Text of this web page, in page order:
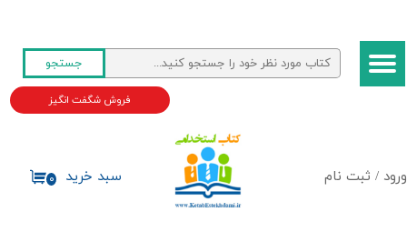
ورود / ثبت نام
حساب کاربری من
تغییر گذر واژه
جستجو
۰ سبد خرید
فروش شگفت انگیز